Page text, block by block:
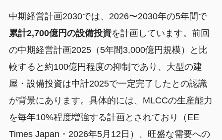
中期経営計画2030では、2026〜2030年の5年間で
累計2,700億円の設備投資を計画しています。前回
の中期経営計画2025（5年間3,000億円規模）と比
較すると約100億円程度の抑制であり、大型の建
屋・設備投資は中計2025で一定完了したとの認識
が背景にあります。具体的には、MLCCの生産能力
を毎年10%程度増強する計画とされており（EE
Times Japan・2026年5月12日）、旺盛な需要への